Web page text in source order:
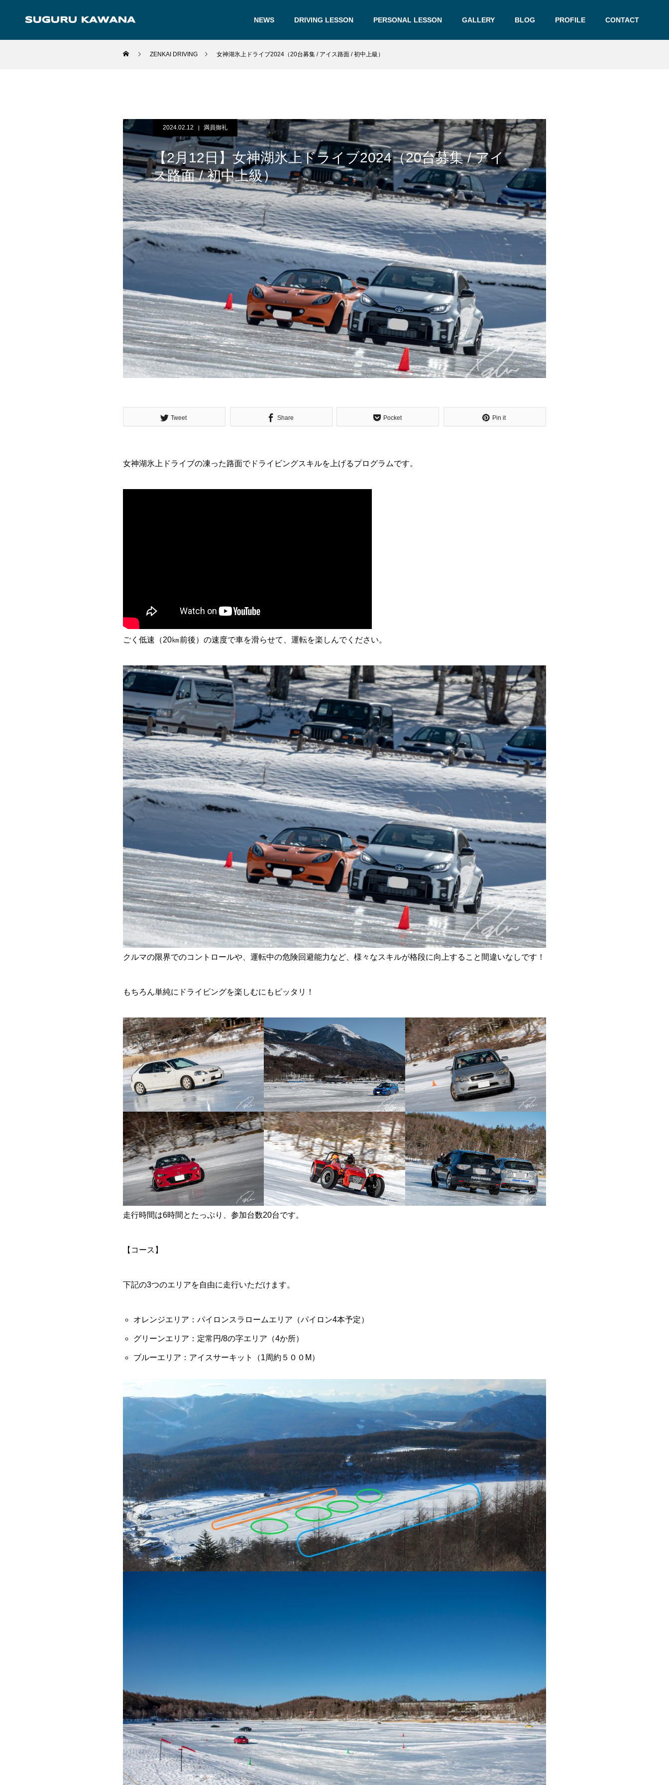
NEWS DRIVING LESSON PERSONAL LESSON GALLERY BLOG PROFILE CONTACT
ZENKAI DRIVING 女神湖氷上ドライブ2024（20台募集 / アイス路面 / 初中上級）
2024.02.12 満員御礼
【2月12日】女神湖氷上ドライブ2024（20台募集 / アイ
ス路面 / 初中上級）
Tweet Share Pocket Pin it
女神湖氷上ドライブの凍った路面でドライビングスキルを上げるプログラムです。
ごく低速（20㎞前後）の速度で車を滑らせて、運転を楽しんでください。
クルマの限界でのコントロールや、運転中の危険回避能力など、様々なスキルが格段に向上すること間違いなしです！
もちろん単純にドライビングを楽しむにもピッタリ！
走行時間は6時間とたっぷり、参加台数20台です。
【コース】
下記の3つのエリアを自由に走行いただけます。
オレンジエリア：パイロンスラロームエリア（パイロン4本予定）
グリーンエリア：定常円/8の字エリア（4か所）
ブルーエリア：アイスサーキット（1周約５００M）